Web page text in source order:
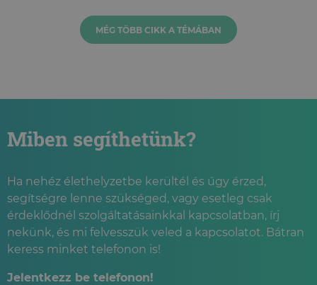
MÉG TÖBB CIKK A TÉMÁBAN
Miben segíthetünk?
Ha nehéz élethelyzetbe kerültél és úgy érzed,
segítségre lenne szükséged, vagy esetleg csak
érdeklődnél szolgáltatásainkkal kapcsolatban, írj
nekünk, és mi felvesszük veled a kapcsolatot. Bátran
keress minket telefonon is!
Jelentkezz be telefonon!